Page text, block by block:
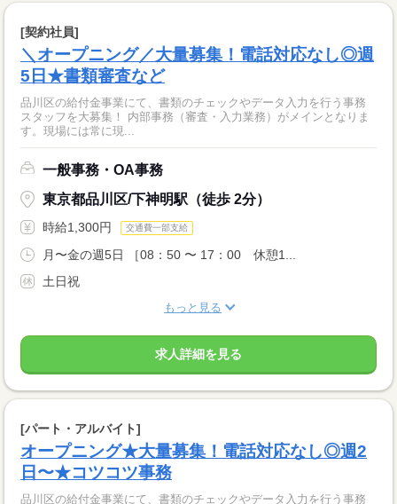
[契約社員]
＼オープニング／大量募集！電話対応なし◎週
5日★書類審査など
品川区の給付金事業にて、書類のチェックやデータ入力を行う事務
スタッフを大募集！ 内部事務（審査・入力業務）がメインとなりま
す。現場には常に現...
一般事務・OA事務
東京都品川区/下神明駅（徒歩 2分）
時給1,300円 交通費一部支給
月〜金の週5日 ［08：50 〜 17：00 休憩1...
土日祝
もっと見る
求人詳細を見る
[パート・アルバイト]
オープニング★大量募集！電話対応なし◎週2
日〜★コツコツ事務
品川区の給付金事業にて、書類のチェックやデータ入力を行う事務